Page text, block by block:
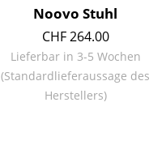
Noovo Stuhl
CHF 264.00
Lieferbar in 3-5 Wochen
(Standardlieferaussage des
Herstellers)